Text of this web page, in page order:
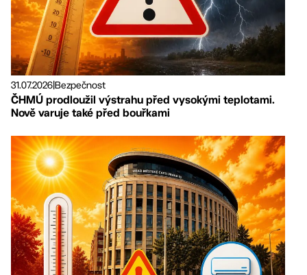
31.07.2026Bezpečnost
ČHMÚ prodloužil výstrahu před vysokými teplotami.
Nově varuje také před bouřkami